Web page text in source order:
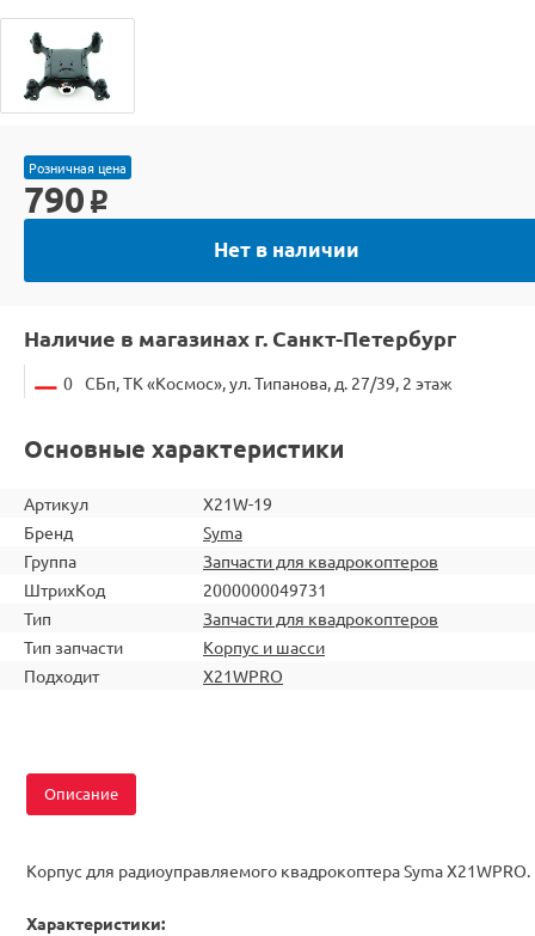
Розничная цена
790 o
Нет в наличии
Наличие в магазинах г. Санкт-Петербург
0 СБп, ТК «Космос», ул. Типанова, д. 27/39, 2 этаж
Основные характеристики
Артикул
X21W-19
Бренд
Syma
Группа
Запчасти для квадрокоптеров
ШтрихКод
2000000049731
Тип
Запчасти для квадрокоптеров
Тип запчасти
Корпус и шасси
Подходит
X21WPRO
Описание
Корпус для радиоуправляемого квадрокоптера Syma X21WPRO.
Характеристики: